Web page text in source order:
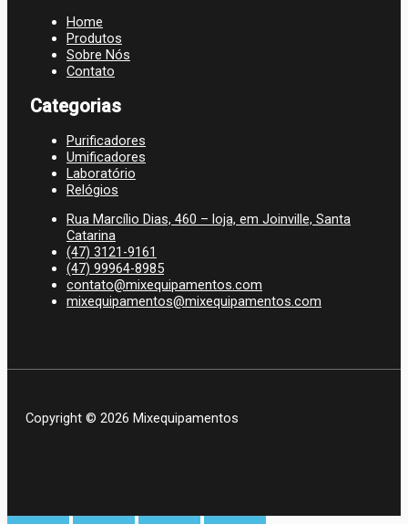
Home
Produtos
Sobre Nós
Contato
Categorias
Purificadores
Umificadores
Laboratório
Relógios
Rua Marcílio Dias, 460 – loja, em Joinville, Santa
Catarina
(47) 3121-9161
(47) 99964-8985
contato@mixequipamentos.com
mixequipamentos@mixequipamentos.com
Copyright © 2026 Mixequipamentos